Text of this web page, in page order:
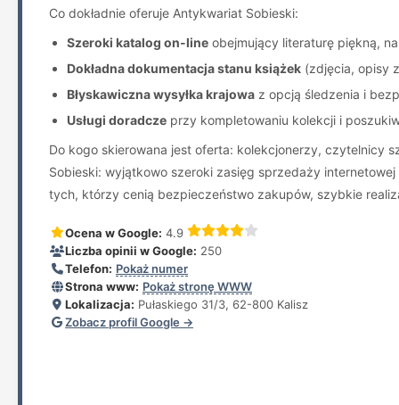
Co dokładnie oferuje Antykwariat Sobieski:
Szeroki katalog on-line obejmujący literaturę piękną,
Dokładna dokumentacja stanu książek (zdjęcia, opisy
Błyskawiczna wysyłka krajowa z opcją śledzenia i
Usługi doradcze przy kompletowaniu kolekcji i
Do kogo skierowana jest oferta: kolekcjonerzy, czytelnicy
Sobieski: wyjątkowo szeroki zasięg sprzedaży
tych, którzy cenią bezpieczeństwo zakupów, szybkie
Ocena w Google: 4.9
Liczba opinii w Google: 250
Telefon: Pokaż numer
Strona www: Pokaż stronę WWW
Lokalizacja: Pułaskiego 31/3, 62-800 Kalisz
Zobacz profil Google →